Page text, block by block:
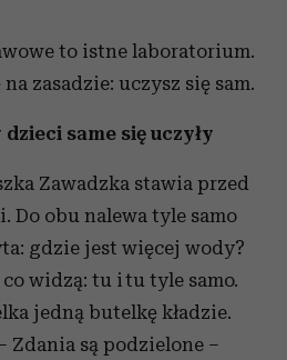
to istne laboratorium.
zasadzie: uczysz się sam.
same się uczyły
Zawadzka stawia przed
Do obu nalewa tyle samo
gdzie jest więcej wody?
widzą: tu i tu tyle samo.
jedną butelkę kładzie.
Zdania są podzielone –